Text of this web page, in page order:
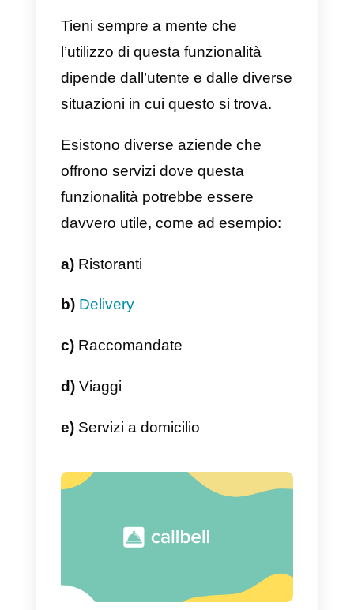
posizione?
La condivisione della posizione
ha diversi usi per diverse
WhatsApp è utile quando si
diraggiungere un luogo
trova un familiare o un amico.
Funziona anche quando desideri
genitore che desidera conoscere
dove si reca suo figlio una volta
uscito da casa.
Al contrario, se sei un’azienda
questa funzione ti servirà per far
sì che i tuoi clienti sappiano
dà la possibilità di indicare ai